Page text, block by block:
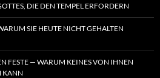
DIE DEN TEMPEL ERFORDERN
SIE HEUTE NICHT GEHALTEN
FESTE — WARUM KEINES VON IHNEN
KANN